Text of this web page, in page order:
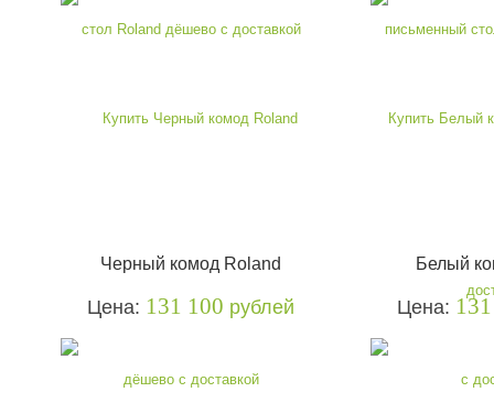
Черный комод Roland
Цена: 131 100 рублей
Белый
Цена: